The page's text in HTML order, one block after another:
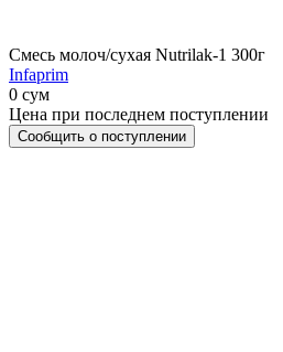
Смесь молоч/сухая Nutrilak-1 300г
Infaprim
0 сум
Цена при последнем поступлении
Сообщить о поступлении